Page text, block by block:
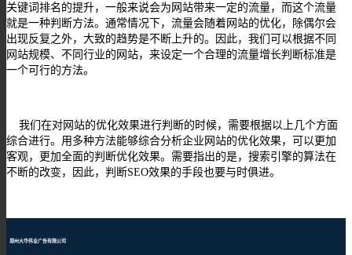
关键词排名的提升，一般来说会为网站带来一定的流量，而这个流量
就是一种判断方法。通常情况下，流量会随着网站的优化，除偶尔会
出现反复之外，大致的趋势是不断上升的。因此，我们可以根据不同
网站规模、不同行业的网站，来设定一个合理的流量增长判断标准是
一个可行的方法。
我们在对网站的优化效果进行判断的时候，需要根据以上几个方面
综合进行。用多种方法能够综合分析企业网站的优化效果，可以更加
客观，更加全面的判断优化效果。需要指出的是，搜索引擎的算法在
不断的改变，因此，判断SEO效果的手段也要与时俱进。
郑州大华伟业广告有限公司